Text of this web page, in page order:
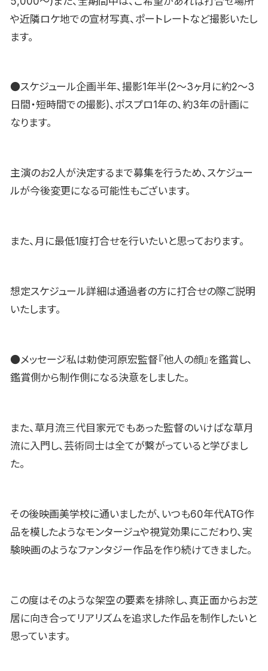
や近隣ロケ地での宣材写真、ポートレートなど撮影いたし
ます。
●スケジュール企画半年、撮影1年半(2〜3ヶ月に約2〜3
日間・短時間での撮影)、ポスプロ1年の、約3年の計画に
なります。
主演のお2人が決定するまで募集を行うため、スケジュー
ルが今後変更になる可能性もございます。
また、月に最低1度打合せを行いたいと思っております。
想定スケジュール詳細は通過者の方に打合せの際ご説明
いたします。
●メッセージ私は勅使河原宏監督『他人の顔』を鑑賞し、
鑑賞側から制作側になる決意をしました。
また、草月流三代目家元でもあった監督のいけばな草月
流に入門し、芸術同士は全てが繋がっていると学びまし
た。
その後映画美学校に通いましたが、いつも60年代ATG作
品を模したようなモンタージュや視覚効果にこだわり、実
験映画のようなファンタジー作品を作り続けてきました。
この度はそのような架空の要素を排除し、真正面からお芝
居に向き合ってリアリズムを追求した作品を制作したいと
思っています。